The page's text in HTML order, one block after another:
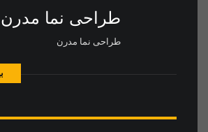
طراحی نما مدرن
طراحی نما مدرن